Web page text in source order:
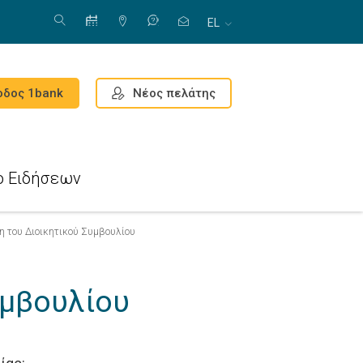
EL
1bank Νέος πελάτης
Ειδήσεων
του Διοικητικού Συμβουλίου